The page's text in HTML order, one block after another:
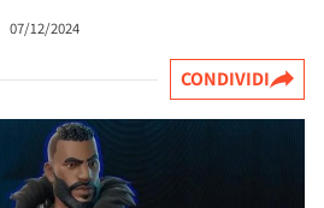
07/12/2024
CONDIVIDI